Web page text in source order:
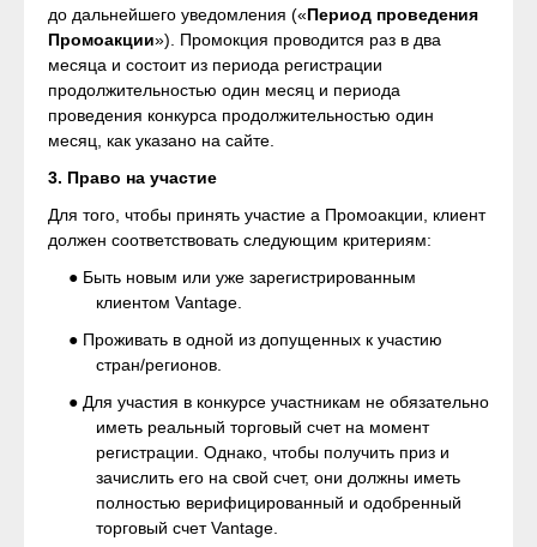
до дальнейшего уведомления («Период проведения
Промоакции»). Промокция проводится раз в два
месяца и состоит из периода регистрации
продолжительностью один месяц и периода
проведения конкурса продолжительностью один
месяц, как указано на сайте.
3. Право на участие
Для того, чтобы принять участие а Промоакции, клиент
должен соответствовать следующим критериям:
● Быть новым или уже зарегистрированным
клиентом Vantage.
● Проживать в одной из допущенных к участию
стран/регионов.
● Для участия в конкурсе участникам не обязательно
иметь реальный торговый счет на момент
регистрации. Однако, чтобы получить приз и
зачислить его на свой счет, они должны иметь
полностью верифицированный и одобренный
торговый счет Vantage.